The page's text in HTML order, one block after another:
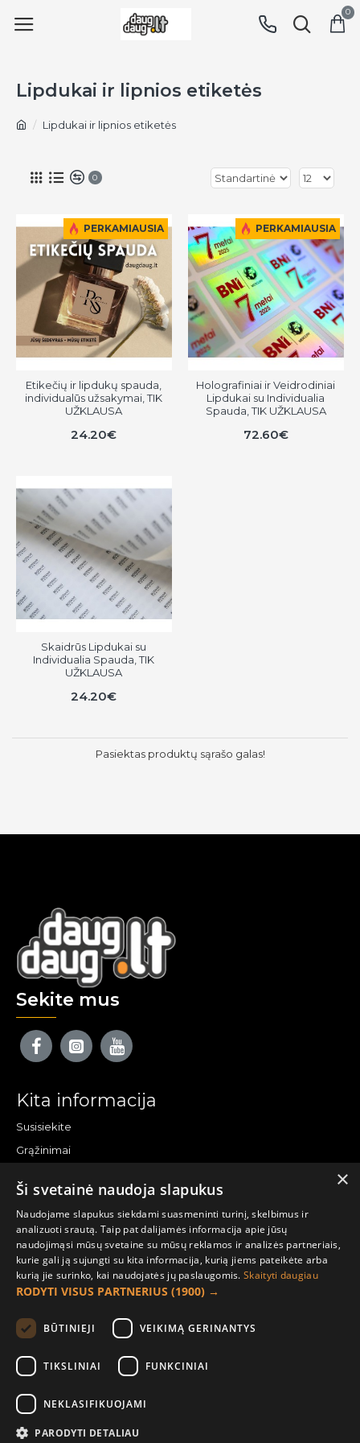
0
Lipdukai ir lipnios etiketės
Lipdukai ir lipnios etiketės
0
PERKAMIAUSIA
Etikečių ir lipdukų spauda,
individualūs užsakymai, TIK
UŽKLAUSA
24.20€
PERKAMIAUSIA
Holografiniai ir Veidrodiniai
Lipdukai su Individualia
Spauda, TIK UŽKLAUSA
72.60€
Skaidrūs Lipdukai su
Individualia Spauda, TIK
UŽKLAUSA
24.20€
Pasiektas produktų sąrašo galas!
Sekite mus
Kita informacija
Susisiekite
Grąžinimai
Pirkėjo paskyra
Mano paskyra
Užsakymai
Naujienlaiškiai
Informacija užsakovui
Apie mus
Pristatymo informacija
Privatumo ir slapukų politika
Sąlygos ir taisyklės
×
Ši svetainė naudoja slapukus
Naudojame slapukus siekdami suasmeninti turinį, skelbimus ir
analizuoti srautą. Taip pat dalijamės informacija apie jūsų
naudojimąsi mūsų svetaine su mūsų reklamos ir analizės partneriais,
kurie gali ją sujungti su kita informacija, kurią jiems pateikėte arba
kurią jie surinko, kai naudojatės jų paslaugomis.Skaityti daugiau
RODYTI VISUS PARTNERIUS (1900) →
BŪTINIEJI VEIKIMĄ GERINANTYS
TIKSLINIAI FUNKCINIAI
NEKLASIFIKUOJAMI
PARODYTI DETALIAU